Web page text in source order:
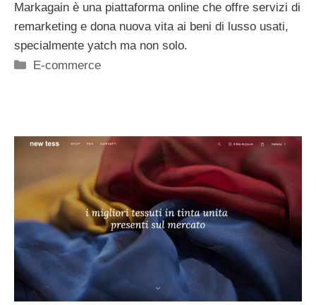
Markagain è una piattaforma online che offre servizi di
remarketing e dona nuova vita ai beni di lusso usati,
specialmente yatch ma non solo.
Categorie
E-commerce